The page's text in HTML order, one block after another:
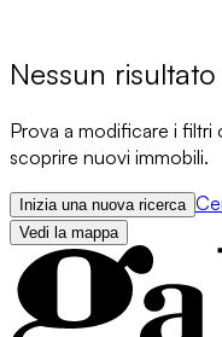
Nessun
Prova a modificare i filtri
scoprire nuovi immobili.
Inizia una nuova ricerca
Vedi la mappa